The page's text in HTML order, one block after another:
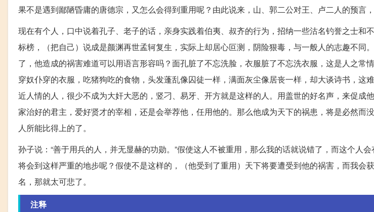
果不是遇到鄙陋昏庸的唐德宗，又怎么会得到重用呢？由此说来，山、郭二公对王、卢二人的预言，
现在有个人，口中说着孔子、老子的话，亲身实践着伯夷、叔齐的行为，招纳一些沽名钓誉之士和
标榜，（把自己）说成是颜渊再世孟轲复生，实际上却居心叵测，阴险狠毒，与一般人的志趣不同
了，他造成的祸害难道可以用语言形容吗？面孔脏了不忘洗脸，衣服脏了不忘洗衣服，这是人之常
穿奴仆穿的衣服，吃猪狗吃的食物，头发蓬乱像囚徒一样，满面灰尘像居丧一样，却大谈诗书，这
近人情的人，很少不成为大奸大恶的，竖刁、易牙、开方就是这样的人。用盖世的好名声，来促成
家治好的君主，爱好贤才的宰相，还是会举荐他，任用他的。那么他成为天下的祸患，将是必然而
人所能比得上的了。
孙子说：“善于用兵的人，并无显赫的功勋。”假使这人不被重用，那么我的话就说错了，而这个人
将会到这样严重的地步呢？假使不是这样的，（他受到了重用）天下将要遭受到他的祸害，而我会
名，那就太可悲了。
注释